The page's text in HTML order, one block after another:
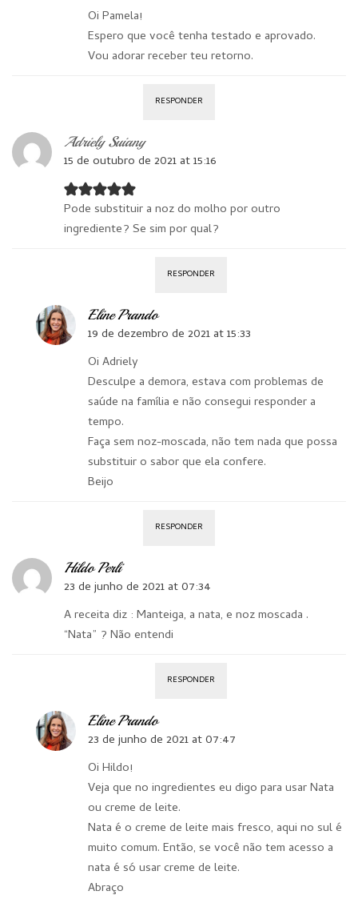
Oi Pamela!
Espero que você tenha testado e aprovado.
Vou adorar receber teu retorno.
RESPONDER
Adriely Suiany
15 de outubro de 2021 at 15:16
Pode substituir a noz do molho por outro
ingrediente? Se sim por qual?
RESPONDER
Eline Prando
19 de dezembro de 2021 at 15:33
Oi Adriely
Desculpe a demora, estava com problemas de
saúde na família e não consegui responder a
tempo.
Faça sem noz-moscada, não tem nada que possa
substituir o sabor que ela confere.
Beijo
RESPONDER
Hildo Perli
23 de junho de 2021 at 07:34
A receita diz : Manteiga, a nata, e noz moscada .
“Nata” ? Não entendi
RESPONDER
Eline Prando
23 de junho de 2021 at 07:47
Oi Hildo!
Veja que no ingredientes eu digo para usar Nata
ou creme de leite.
Nata é o creme de leite mais fresco, aqui no sul é
muito comum. Então, se você não tem acesso a
nata é só usar creme de leite.
Abraço